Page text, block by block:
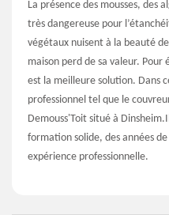
La présence des mousses, des
très dangereuse pour
végétaux nuisent à la beauté
maison perd de sa valeur.
est la meilleure solution. Dans
professionnel tel que le
Demouss'Toit situé à
formation solide, des années
expérience professionnelle.